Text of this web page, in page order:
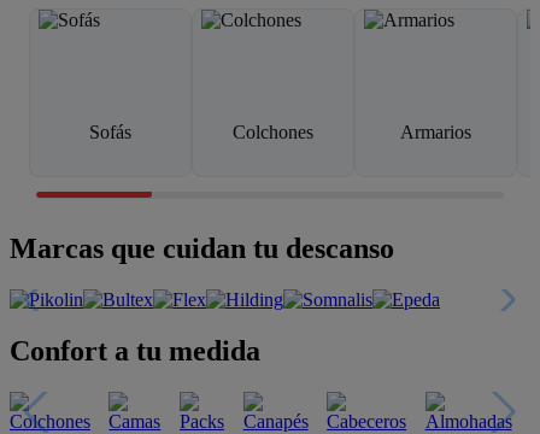
Sofás Colchones Armarios
Marcas que cuidan tu descanso
Confort a tu medida